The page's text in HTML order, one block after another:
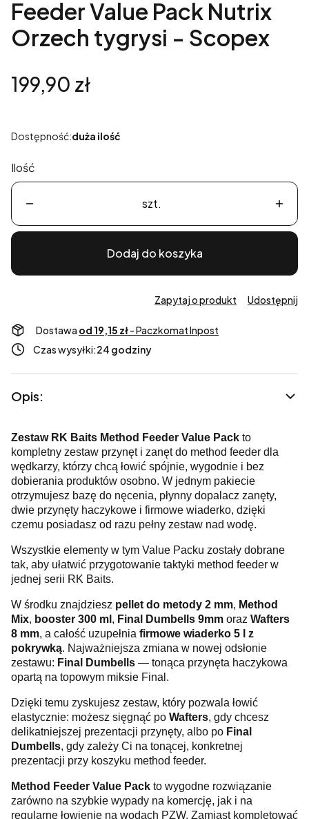
Feeder Value Pack Nutrix
Orzech tygrysi - Scopex
Cena
199,90 zł
Dostępność:duża ilość
Ilość
szt.
Dodaj do koszyka
Zapytaj o produkt Udostępnij
Dostawa od 19,15 zł- Paczkomat Inpost
Czas wysyłki:24 godziny
Opis:
Zestaw RK Baits Method Feeder Value Pack to
kompletny zestaw przynęt i zanęt do method feeder dla
wędkarzy, którzy chcą łowić spójnie, wygodnie i bez
dobierania produktów osobno. W jednym pakiecie
otrzymujesz bazę do nęcenia, płynny dopalacz zanęty,
dwie przynęty haczykowe i firmowe wiaderko, dzięki
czemu posiadasz od razu pełny zestaw nad wodę.
Wszystkie elementy w tym Value Packu zostały dobrane
tak, aby ułatwić przygotowanie taktyki method feeder w
jednej serii RK Baits.
W środku znajdziesz pellet do metody 2 mm, Method
Mix, booster 300 ml , Final Dumbells 9mm oraz Wafters
8 mm, a całość uzupełnia firmowe wiaderko 5 l z
pokrywką. Najważniejsza zmiana w nowej odsłonie
zestawu: Final Dumbells — tonąca przynęta haczykowa
opartą na topowym miksie Final.
Dzięki temu zyskujesz zestaw, który pozwala łowić
elastycznie: możesz sięgnąć po Wafters, gdy chcesz
delikatniejszej prezentacji przynęty, albo po Final
Dumbells, gdy zależy Ci na tonącej, konkretnej
prezentacji przy koszyku method feeder.
Method Feeder Value Pack to wygodne rozwiązanie
zarówno na szybkie wypady na komercję, jak i na
regularne łowienie na wodach PZW. Zamiast kompletować